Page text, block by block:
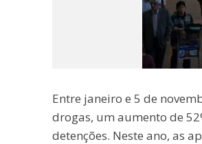
Entre janeiro e 5 de
drogas, um aumento de
detenções. Neste ano, as